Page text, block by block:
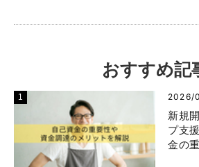
おすすめ記
2026/
新規
プ支
金の